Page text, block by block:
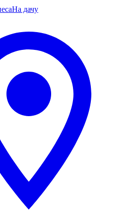
На дачу